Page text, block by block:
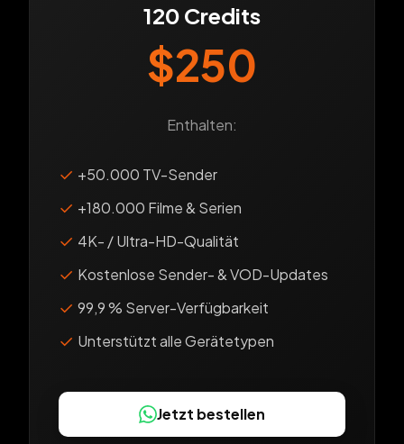
120 Credits
$250
Enthalten:
✓ +50.000 TV-Sender
✓ +180.000 Filme & Serien
✓ 4K- / Ultra-HD-Qualität
✓ Kostenlose Sender- & VOD-Updates
✓ 99,9 % Server-Verfügbarkeit
✓ Unterstützt alle Gerätetypen
Jetzt bestellen